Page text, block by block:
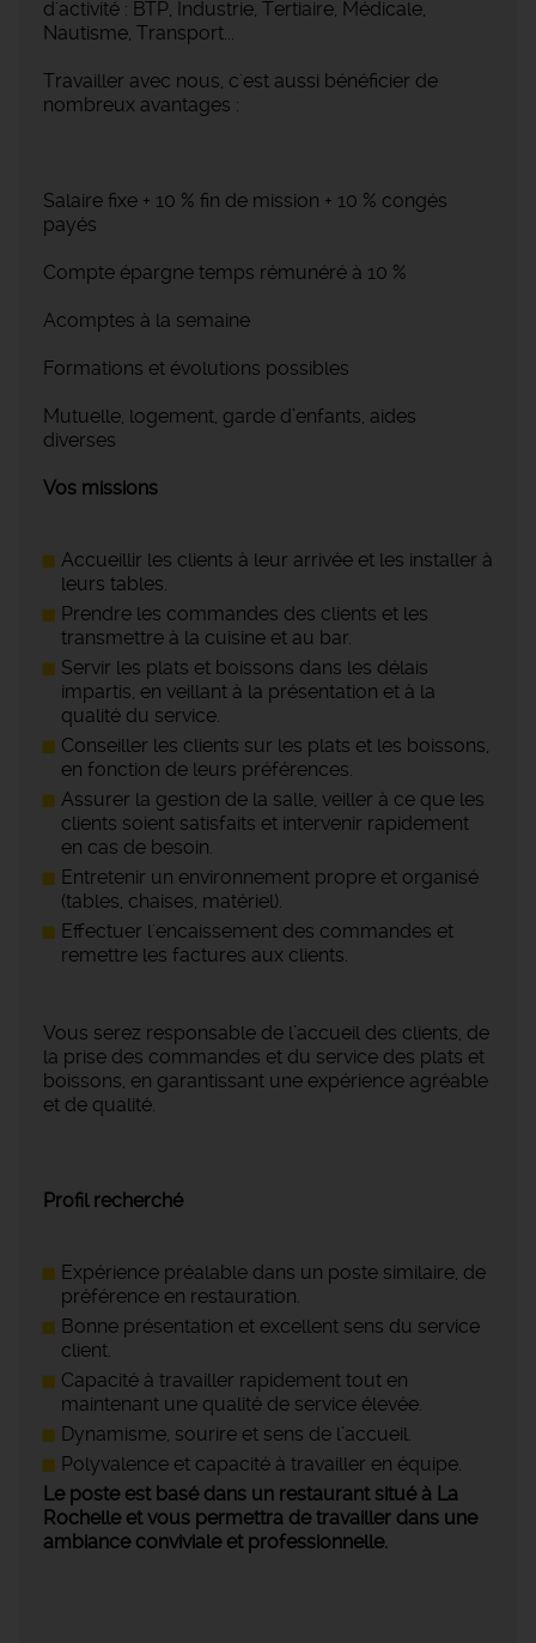
d'activité : BTP, Industrie, Tertiaire, Médicale,
Nautisme, Transport...
Travailler avec nous, c'est aussi bénéficier de
nombreux avantages :
Salaire fixe + 10 % fin de mission + 10 % congés
payés
Compte épargne temps rémunéré à 10 %
Acomptes à la semaine
Formations et évolutions possibles
Mutuelle, logement, garde d’enfants, aides
diverses
Vos missions
Accueillir les clients à leur arrivée et les installer à
leurs tables.
Prendre les commandes des clients et les
transmettre à la cuisine et au bar.
Servir les plats et boissons dans les délais
impartis, en veillant à la présentation et à la
qualité du service.
Conseiller les clients sur les plats et les boissons,
en fonction de leurs préférences.
Assurer la gestion de la salle, veiller à ce que les
clients soient satisfaits et intervenir rapidement
en cas de besoin.
Entretenir un environnement propre et organisé
(tables, chaises, matériel).
Effectuer l'encaissement des commandes et
remettre les factures aux clients.
Vous serez responsable de l’accueil des clients, de
la prise des commandes et du service des plats et
boissons, en garantissant une expérience agréable
et de qualité.
Profil recherché
Expérience préalable dans un poste similaire, de
préférence en restauration.
Bonne présentation et excellent sens du service
client.
Capacité à travailler rapidement tout en
maintenant une qualité de service élevée.
Dynamisme, sourire et sens de l’accueil.
Polyvalence et capacité à travailler en équipe.
Le poste est basé dans un restaurant situé à La
Rochelle et vous permettra de travailler dans une
ambiance conviviale et professionnelle.